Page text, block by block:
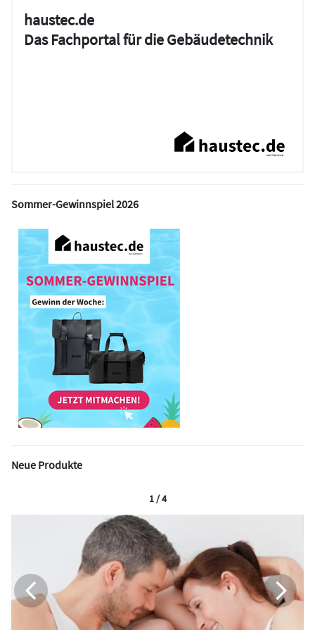
haustec.de
Das Fachportal für die Gebäudetechnik
Sommer-Gewinnspiel 2026
Neue Produkte
1 / 4